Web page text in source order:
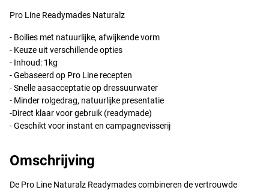
Pro Line Readymades Naturalz
- Boilies met natuurlijke, afwijkende vorm
- Keuze uit verschillende opties
- Inhoud: 1kg
- Gebaseerd op Pro Line recepten
- Snelle aasacceptatie op dressuurwater
- Minder rolgedrag, natuurlijke presentatie
-Direct klaar voor gebruik (readymade)
- Geschikt voor instant en campagnevisserij
Omschrijving
De Pro Line Naturalz Readymades combineren de vertrouwde